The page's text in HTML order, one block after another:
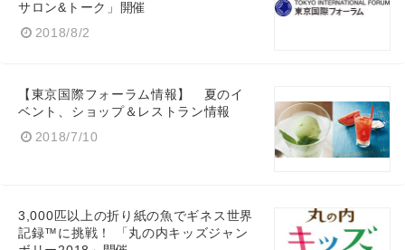
サロン&トーク」開催
2018/8/2
【東京国際フォーラム情報】 夏のイ
ベント、ショップ＆レストラン情報
2018/7/10
3,000匹以上の折り紙の魚でギネス世界
記録™に挑戦！ 「丸の内キッズジャン